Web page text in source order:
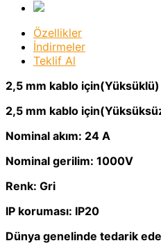
Özellikler
İndirmeler
Teklif Al
2,5 mm kablo için(Yüksüklü)
2,5 mm kablo
Nominal akım: 24 A
Nominal gerilim: 1000V
Renk: Gri
IP koruması: IP20
Dünya genelinde tedarik